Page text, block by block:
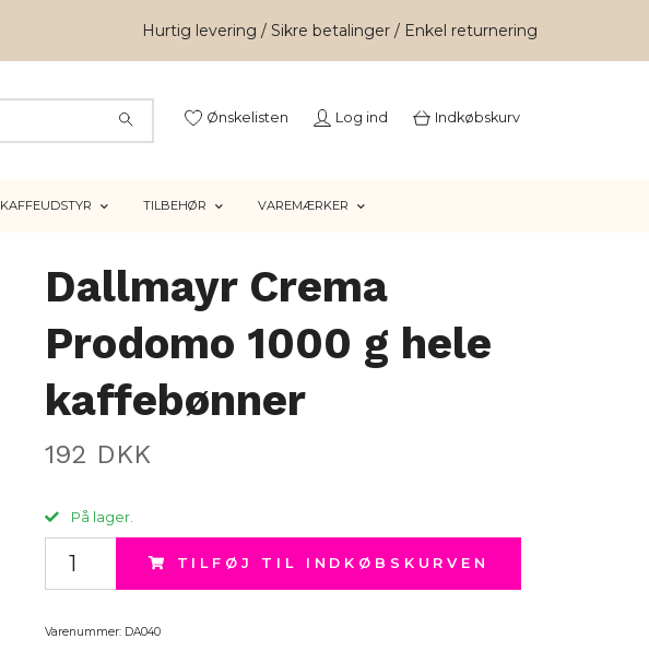
Hurtig levering / Sikre betalinger / Enkel returnering
Ønskelisten Log ind Indkøbskurv
KAFFEUDSTYR TILBEHØR VAREMÆRKER
Dallmayr Crema
Prodomo 1000 g hele
kaffebønner
192 DKK
På lager.
TILFØJ TIL INDKØBSKURVEN
Varenummer: DA040